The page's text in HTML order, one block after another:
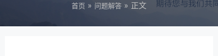
首页 » 问题解答 » 正文